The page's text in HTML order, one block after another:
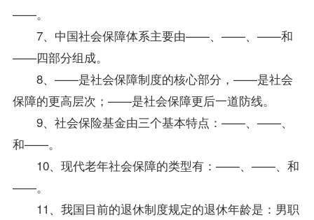
——。
7、中国社会保障体系主要由——、——、——和
——四部分组成。
8、——是社会保障制度的核心部分，——是社会
保障的更高层次；——是社会保障更后一道防线。
9、社会保险基金由三个基本特点：——、——、
和——。
10、现代老年社会保障的类型有：——、——、和
——。
11、我国目前的退休制度规定的退休年龄是：男职